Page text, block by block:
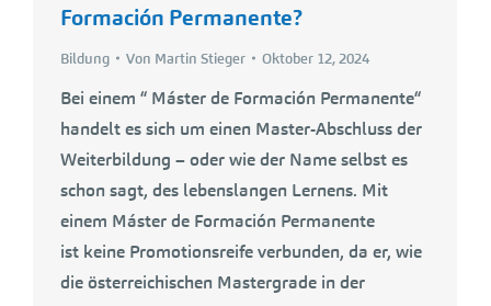
Formación Permanente?
Bildung Von Martin Stieger Oktober 12, 2024
Bei einem “ Máster de Formación Permanente“
handelt es sich um einen Master-Abschluss der
Weiterbildung – oder wie der Name selbst es
schon sagt, des lebenslangen Lernens. Mit
einem Máster de Formación Permanente
ist keine Promotionsreife verbunden, da er, wie
die österreichischen Mastergrade in der